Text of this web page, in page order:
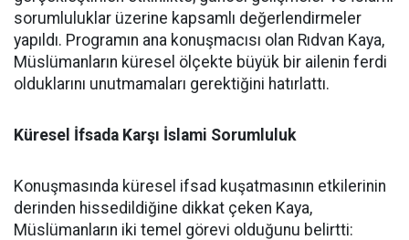
sorumluluklar üzerine kapsamlı değerlendirmeler
yapıldı. Programın ana konuşmacısı olan Rıdvan Kaya,
Müslümanların küresel ölçekte büyük bir ailenin ferdi
olduklarını unutmamaları gerektiğini hatırlattı.
Küresel İfsada Karşı İslami Sorumluluk
Konuşmasında küresel ifsad kuşatmasının etkilerinin
derinden hissedildiğine dikkat çeken Kaya,
Müslümanların iki temel görevi olduğunu belirtti: